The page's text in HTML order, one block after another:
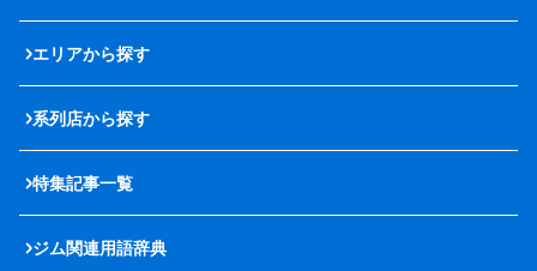
エリアから探す
系列店から探す
特集記事一覧
ジム関連用語辞典